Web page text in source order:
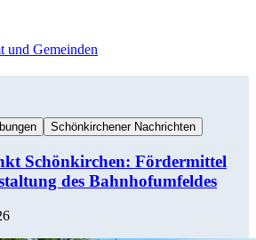
und Gemeinden
Schönkirchener Nachrichten
Schönkirchen: Fördermittel
des Bahnhofumfeldes